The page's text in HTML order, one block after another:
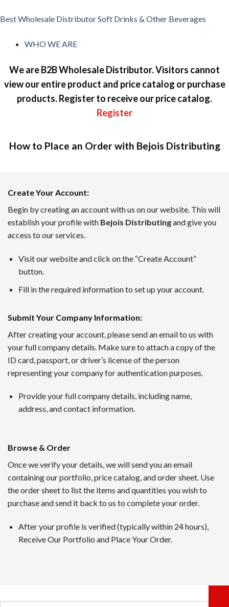
Best Wholesale Distributor Soft Drinks & Other Beverages
WHO WE ARE
We are B2B Wholesale Distributor. Visitors cannot
view our entire product and price catalog or purchase
products. Register to receive our price catalog.
Register
How to Place an Order with Bejois Distributing
Create Your Account:
Begin by creating an account with us on our website. This will
establish your profile with Bejois Distributingand give you
access to our services.
Visit our website and click on the “Create Account”
button.
Fill in the required information to set up your account.
Submit Your Company Information:
After creating your account, please send an email to us with
your full company details. Make sure to attach a copy of the
ID card, passport, or driver’s license of the person
representing your company for authentication purposes.
Provide your full company details, including name,
address, and contact information.
Browse & Order
Once we verify your details, we will send you an email
containing our portfolio, price catalog, and order sheet. Use
the order sheet to list the items and quantities you wish to
purchase and send it back to us to complete your order.
After your profile is verified (typically within 24 hours),
Receive Our Portfolio and Place Your Order.
ボーナスインフォメーション、新着キャンペーン、業界の
TAROがピックアップした、2026年7月時点でに日本のユー
1番 ワンダーカジノ
ンクダウンなしというシステムで、長期的にプレイするほ
2nd ルーベット
Read Review
サッカーや野球など国内のスポーツにも幅広く対応するスポ
られる機能も提供されていて評判です。日本語対応スタッ
4位 カジノシークレット（Casino Secret）
レビューを見る
カジノシークレットカジノは革新性のあるキャッシュバッ
ョングループ配下の運営体制も信頼感を高めています。
遊雅堂は2021年にオープンしたベラジョンのグループのネ